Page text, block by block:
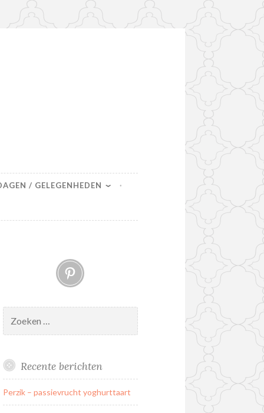
/ GELEGENHEDEN
Pinterest
naar:
Recente berichten
Perzik – passievrucht yoghurttaart